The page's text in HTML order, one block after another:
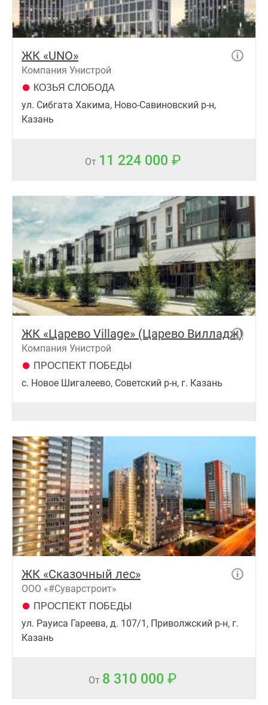
ЖК «UNO»
Компания Унистрой
КОЗЬЯ СЛОБОДА
ул. Сибгата Хакима, Ново-Савиновский р-н,
Казань
От 11 224 000
ЖК «Царево Village» (Царево Вилладж)
Компания Унистрой
ПРОСПЕКТ ПОБЕДЫ
c. Новое Шигалеево, Советский р-н, г. Казань
ЖК «Сказочный лес»
ООО «#Суварстроит»
ПРОСПЕКТ ПОБЕДЫ
ул. Рауиса Гареева, д. 107/1, Приволжский р-н, г.
Казань
От 8 310 000